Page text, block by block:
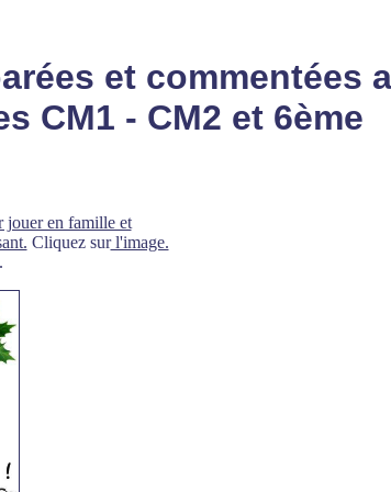
et commentées
CM1 - CM2 et 6ème
jouer en famille et
Cliquez surl'image.